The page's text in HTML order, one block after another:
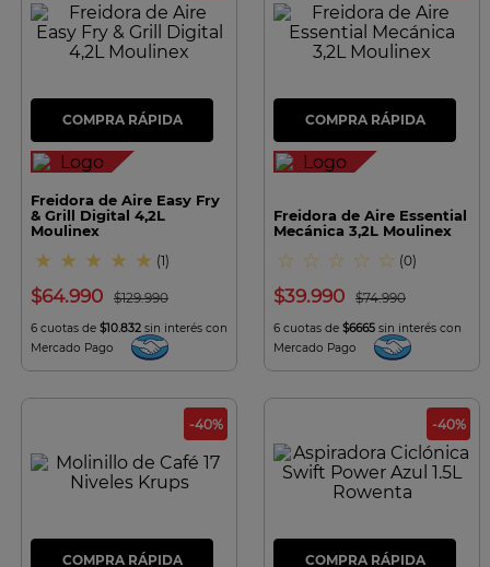
Freidora de Aire Easy Fry
& Grill Digital 4,2L
Moulinex
★ ★ ★ ★ ★ (1)
$129.990
$64.990
6 cuotas de $10.832 sin interés con
Mercado Pago
Freidora de Aire Essential
Mecánica 3,2L Moulinex
☆ ☆ ☆ ☆ ☆ (0)
$74.990
$39.990
6 cuotas de $6665 sin interés con
Mercado Pago
-40% -40%
5
ollas
olla presión
bateria
9
sarten ceramica
10. excellence